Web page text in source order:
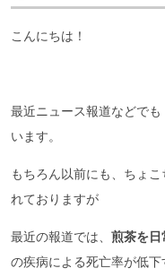
こんにちは！
最近ニュース報道などでも
います。
もちろん以前にも、ちょこ
れておりますが
最近の報道では、 煎茶を日
の疾病による死亡率が低下